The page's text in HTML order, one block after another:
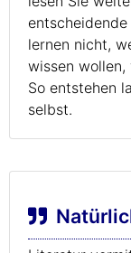
lernen nicht,
wissen
So entstehen
selbst.